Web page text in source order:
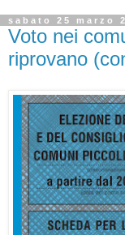
sabato 25 marzo
Voto nei
riprovano